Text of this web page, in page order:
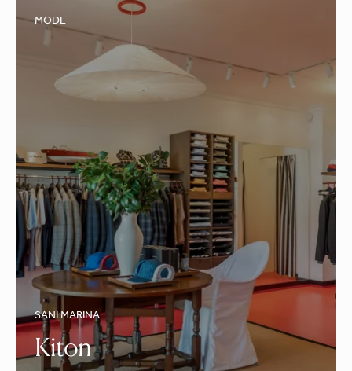
MODE
SANI MARINA
Kiton